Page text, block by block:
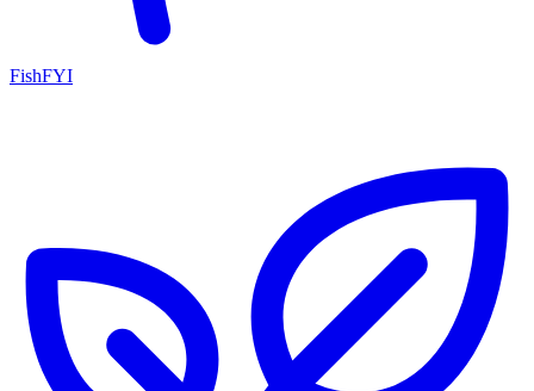
FishFYI